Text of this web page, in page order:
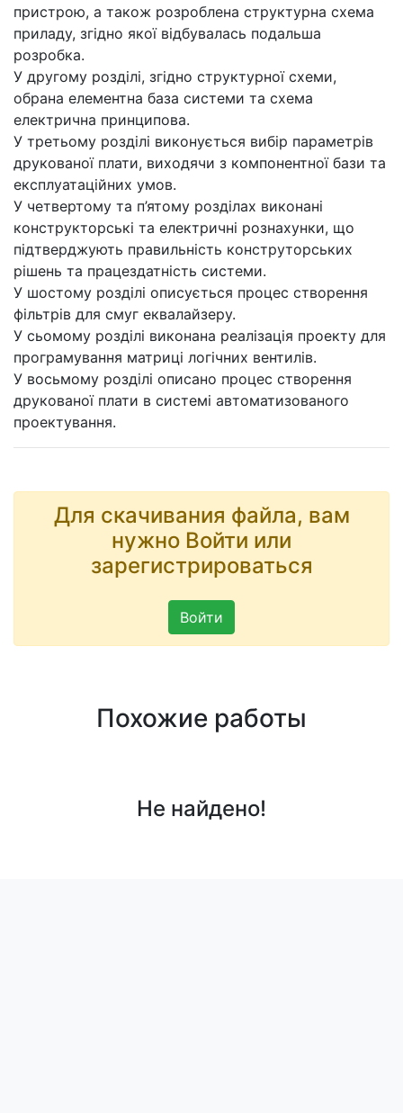
пристрою, а також розроблена структурна схема
приладу, згідно якої відбувалась подальша
розробка.
У другому розділі, згідно структурної схеми,
обрана елементна база системи та схема
електрична принципова.
У третьому розділі виконується вибір параметрів
друкованої плати, виходячи з компонентної бази та
експлуатаційних умов.
У четвертому та п’ятому розділах виконані
конструкторські та електричні рознахунки, що
підтверджують правильність конструторських
рішень та працездатність системи.
У шостому розділі описується процес створення
фільтрів для смуг еквалайзеру.
У сьомому розділі виконана реалізація проекту для
програмування матриці логічних вентилів.
У восьмому розділі описано процес створення
друкованої плати в системі автоматизованого
проектування.
Для скачивания файла, вам
нужно Войти или
зарегистрироваться
Войти
Похожие работы
Не найдено!